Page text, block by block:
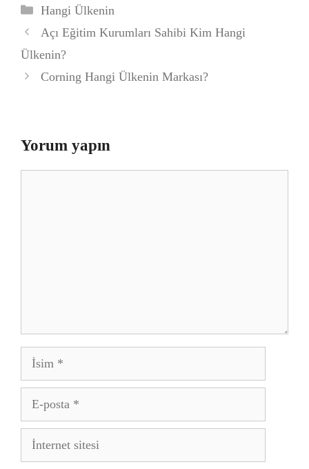
Kategoriler
Hangi Ülkenin
Açı Eğitim Kurumları Sahibi Kim Hangi
Ülkenin?
Corning Hangi Ülkenin Markası?
Yorum yapın
İsim
posta
İnternet